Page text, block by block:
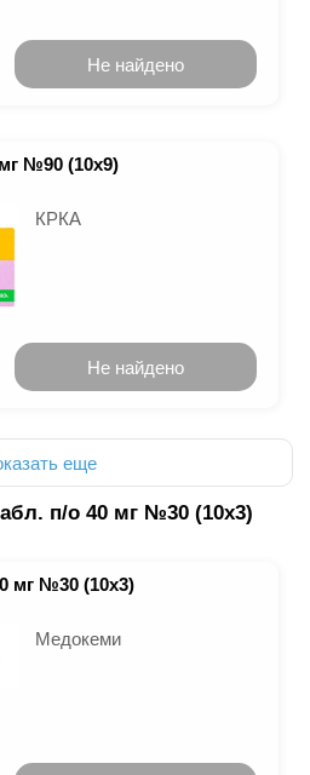
Не найдено
№90 (10х9)
КРКА
Не найдено
еще
п/о 40 мг №30 (10х3)
мг №30 (10х3)
Медокеми